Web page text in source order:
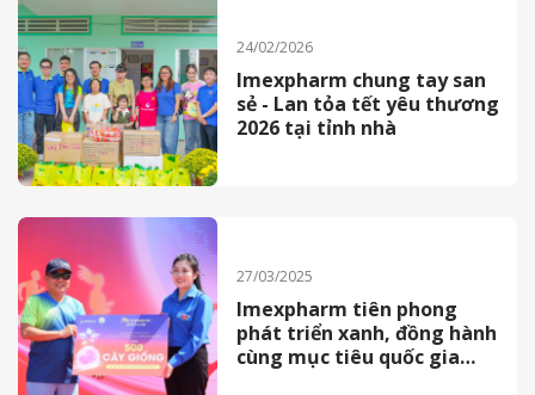
24/02/2026
Imexpharm chung tay san
sẻ - Lan tỏa tết yêu thương
2026 tại tỉnh nhà
27/03/2025
Imexpharm tiên phong
phát triển xanh, đồng hành
cùng mục tiêu quốc gia